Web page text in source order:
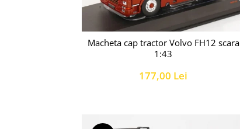
Macheta cap tractor Volvo FH12 scara
1:43
177,00 Lei